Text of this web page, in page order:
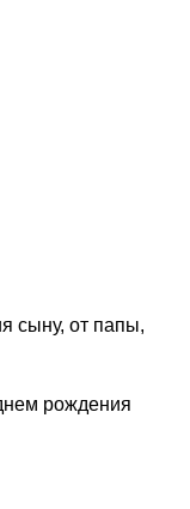
сыну, от папы,
рождения